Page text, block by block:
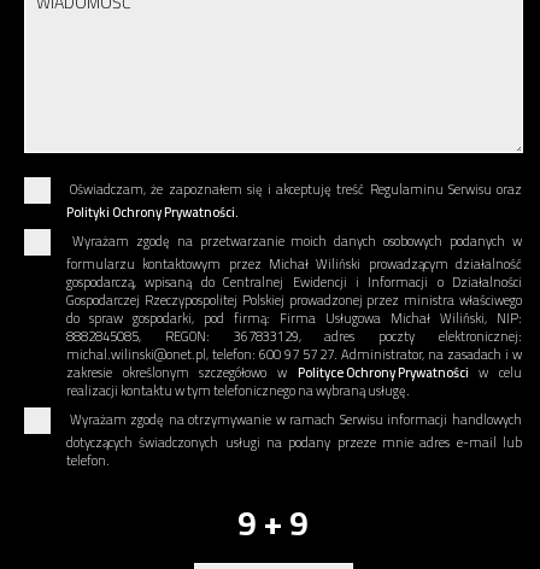
Oświadczam, że zapoznałem się i akceptuję treść Regulaminu Serwisu oraz
Polityki Ochrony Prywatności.
Wyrażam zgodę na przetwarzanie moich danych osobowych podanych w
formularzu kontaktowym przez Michał Wiliński prowadzącym działalność
gospodarczą, wpisaną do Centralnej Ewidencji i Informacji o Działalności
Gospodarczej Rzeczypospolitej Polskiej prowadzonej przez ministra właściwego
do spraw gospodarki, pod firmą: Firma Usługowa Michał Wiliński, NIP:
8882845085, REGON: 367833129, adres poczty elektronicznej:
michal.wilinski@onet.pl, telefon: 600 97 57 27. Administrator, na zasadach i w
zakresie określonym szczegółowo w Polityce Ochrony Prywatności w celu
realizacji kontaktu w tym telefonicznego na wybraną usługę.
Wyrażam zgodę na otrzymywanie w ramach Serwisu informacji handlowych
dotyczących świadczonych usługi na podany przeze mnie adres e-mail lub
telefon.
9 + 9